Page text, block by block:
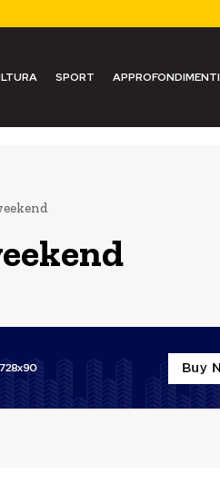
SPORT APPROFONDIMENTI